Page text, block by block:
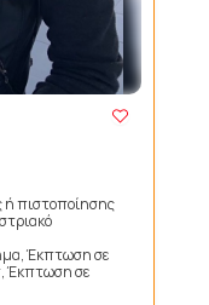
ή πιστοποίησης
Έκπτωση σε
Έκπτωση σε